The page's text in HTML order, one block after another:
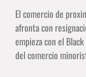
El comercio de
afronta con
empieza con el
del comercio